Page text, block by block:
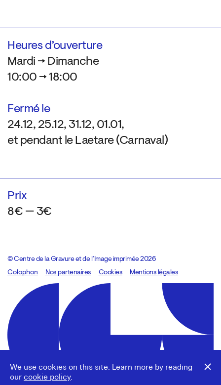
We use cookies on this site. Learn more by reading
our cookie policy.
Heures d’ouverture
Mardi → Dimanche
10:00 → 18:00
Fermé le
24.12, 25.12, 31.12, 01.01,
et pendant le Laetare (Carnaval)
Prix
8€ — 3€
© Centre de la Gravure et de l’Image imprimée 2026
Colophon
Design:Marcel Kaczmarek, code:8080.studio
Nos partenaires Cookies Mentions légales